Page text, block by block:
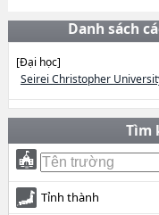
Danh sách
[Đại học]
Seirei Christopher
Tìm
Tỉnh thành